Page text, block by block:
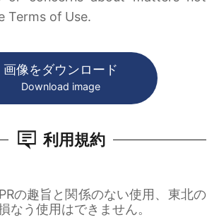
Terms of Use.
画像をダウンロード
Download image
利用規約
の趣旨と関係のない使用、東北の
なう使用はできません。